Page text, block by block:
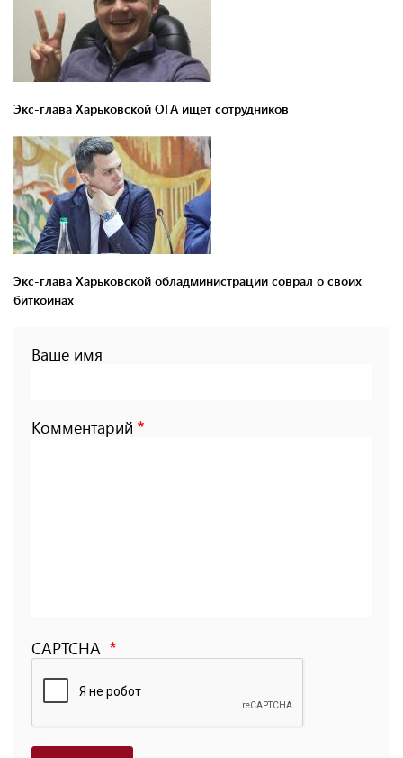
Экс-глава Харьковской ОГА ищет сотрудников
Экс-глава Харьковской обладминистрации соврал о своих
биткоинах
Ваше имя
Комментарий
CAPTCHA